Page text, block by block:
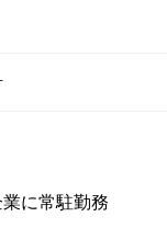
に常駐勤務